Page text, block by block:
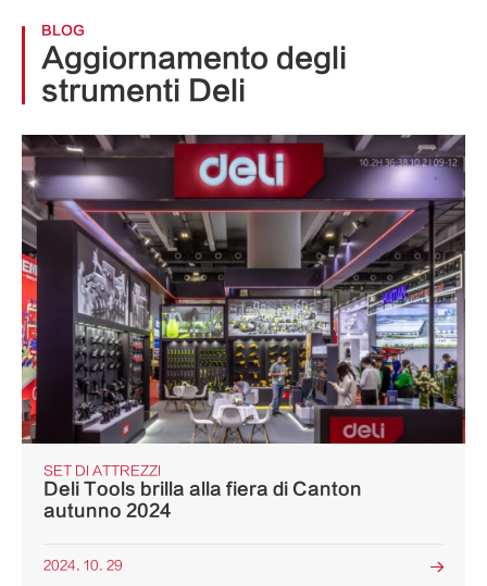
BLOG
Aggiornamento degli
strumenti Deli
SET DI ATTREZZI
Deli Tools brilla alla fiera di Canton
autunno 2024
2024. 10. 29 